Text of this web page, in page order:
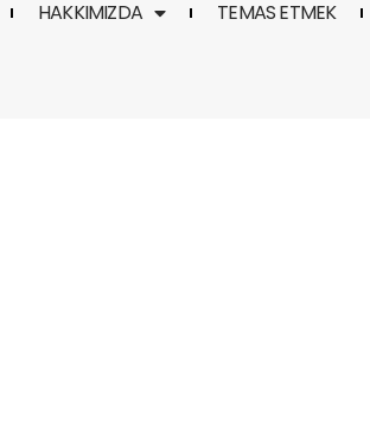
HAKKIMIZDA TEMAS ETMEK